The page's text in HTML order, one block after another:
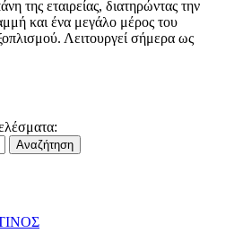
της εταιρείας, διατηρώντας την
και ένα μεγάλο μέρος του
Λειτουργεί σήμερα ως
Αναζήτηση